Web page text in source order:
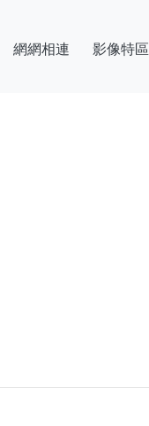
網網相連 影像特區